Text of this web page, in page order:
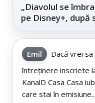
„Diavolul se
pe Disney+, după
Emil
Dacă vrei
întreținere inscriete
KanalD Casa Casa
care stai în emisiune...